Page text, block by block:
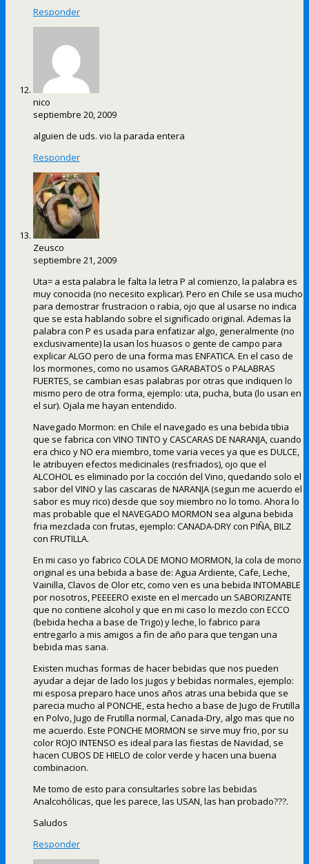
Responder
nico
septiembre 20, 2009
alguien de uds. vio la parada entera
Responder
Zeusco
septiembre 21, 2009
Uta= a esta palabra le falta la letra P al comienzo, la palabra es
muy conocida (no necesito explicar). Pero en Chile se usa mucho
para demostrar frustracion o rabia, ojo que al usarse no indica
que se esta hablando sobre el significado original. Ademas la
palabra con P es usada para enfatizar algo, generalmente (no
exclusivamente) la usan los huasos o gente de campo para
explicar ALGO pero de una forma mas ENFATICA. En el caso de
los mormones, como no usamos GARABATOS o PALABRAS
FUERTES, se cambian esas palabras por otras que indiquen lo
mismo pero de otra forma, ejemplo: uta, pucha, buta (lo usan en
el sur). Ojala me hayan entendido.
Navegado Mormon: en Chile el navegado es una bebida tibia
que se fabrica con VINO TINTO y CASCARAS DE NARANJA, cuando
era chico y NO era miembro, tome varia veces ya que es DULCE,
le atribuyen efectos medicinales (resfriados), ojo que el
ALCOHOL es eliminado por la cocción del Vino, quedando solo el
sabor del VINO y las cascaras de NARANJA (segun me acuerdo el
sabor es muy rico) desde que soy miembro no lo tomo. Ahora lo
mas probable que el NAVEGADO MORMON sea alguna bebida
fria mezclada con frutas, ejemplo: CANADA-DRY con PIÑA, BILZ
con FRUTILLA.
En mi caso yo fabrico COLA DE MONO MORMON, la cola de mono
original es una bebida a base de: Agua Ardiente, Cafe, Leche,
Vainilla, Clavos de Olor etc, como ven es una bebida INTOMABLE
por nosotros, PEEEERO existe en el mercado un SABORIZANTE
que no contiene alcohol y que en mi caso lo mezclo con ECCO
(bebida hecha a base de Trigo) y leche, lo fabrico para
entregarlo a mis amigos a fin de año para que tengan una
bebida mas sana.
Existen muchas formas de hacer bebidas que nos pueden
ayudar a dejar de lado los jugos y bebidas normales, ejemplo:
mi esposa preparo hace unos años atras una bebida que se
parecia mucho al PONCHE, esta hecho a base de Jugo de Frutilla
en Polvo, Jugo de Frutilla normal, Canada-Dry, algo mas que no
me acuerdo. Este PONCHE MORMON se sirve muy frio, por su
color ROJO INTENSO es ideal para las fiestas de Navidad, se
hacen CUBOS DE HIELO de color verde y hacen una buena
combinacion.
Me tomo de esto para consultarles sobre las bebidas
Analcohólicas, que les parece, las USAN, las han probado???.
Saludos
Responder